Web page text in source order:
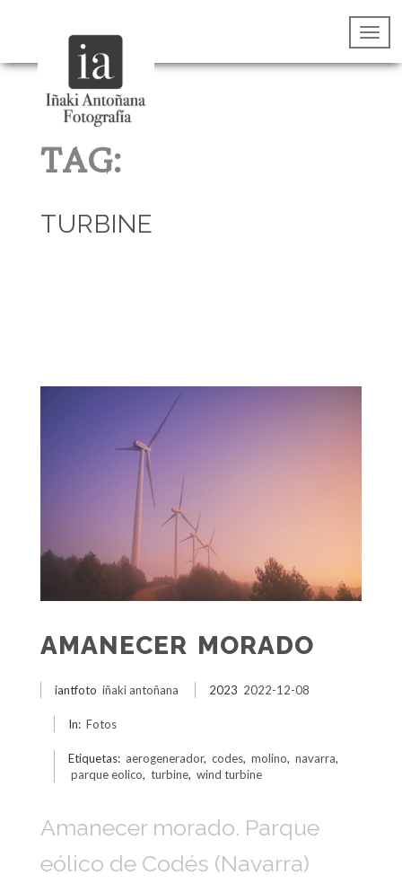
TAG:
TURBINE
AMANECER MORADO
iantfoto iñaki antoñana 2023 2022-12-08
In: Fotos
Etiquetas: aerogenerador, codes, molino, navarra,
parque eolico, turbine, wind turbine
Amanecer morado. Parque
eólico de Codés (Navarra)